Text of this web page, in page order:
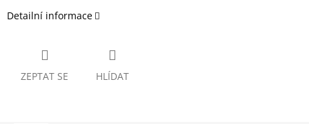
Detailní informace
ZEPTAT SE HLÍDAT